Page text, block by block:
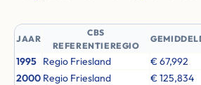
JAAR
CBS
REFERENTIEREGIO
1995 Regio Friesland
€ 67,992
2000 Regio Friesland
€ 125,834